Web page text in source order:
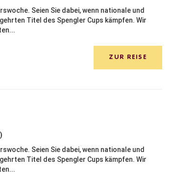
Seien Sie dabei, wenn nationale und
Titel des Spengler Cups kämpfen. Wir
ZUR REISE
Seien Sie dabei, wenn nationale und
Titel des Spengler Cups kämpfen. Wir